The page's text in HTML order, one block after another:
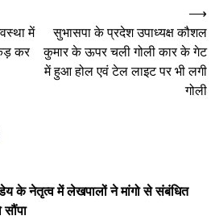
में
कर
सुभासपा के प्रदेश उपाध्यक्ष कौशल
कुमार के ऊपर चली गोली कार के गेट
में हुआ होल एवं टेल लाइट पर भी लगी
गोली
⟶
के नेतृत्व में लेखपालों ने मांगो से संबंधित